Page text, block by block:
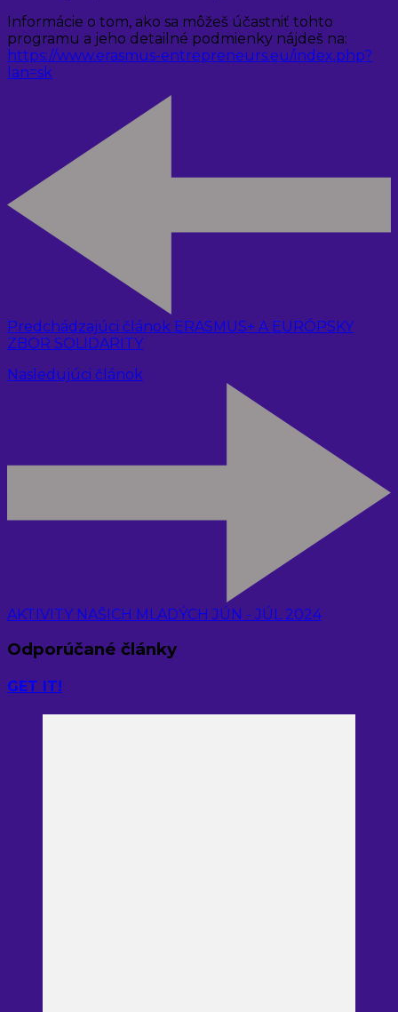
Informácie o tom, ako sa môžeš účastniť tohto
programu a jeho detailné podmienky nájdeš na:
https://www.erasmus-entrepreneurs.eu/index.php?
lan=sk
Predchádzajúci článok ERASMUS+ A EURÓPSKY
ZBOR SOLIDARITY
Nasledujúci článok
AKTIVITY NAŠICH MLADÝCH JÚN - JÚL 2024
Odporúčané články
GET IT!